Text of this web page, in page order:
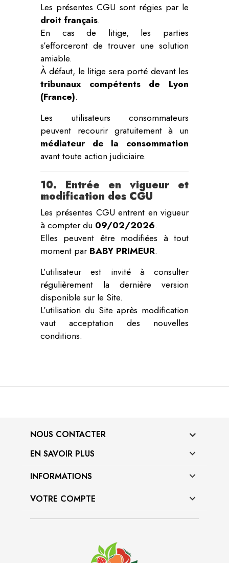
Les présentes CGU sont régies par le
droit français.
En cas de litige, les parties
s’efforceront de trouver une solution
amiable.
À défaut, le litige sera porté devant les
tribunaux compétents de Lyon
(France).
Les utilisateurs consommateurs
peuvent recourir gratuitement à un
médiateur de la consommation
avant toute action judiciaire.
10. Entrée en vigueur et
modification des CGU
Les présentes CGU entrent en vigueur
à compter du 09/02/2026.
Elles peuvent être modifiées à tout
moment parBABY PRIMEUR.
L’utilisateur est invité à consulter
régulièrement la dernière version
disponible sur le Site.
L’utilisation du Site après modification
vaut acceptation des nouvelles
conditions.
NOUS CONTACTER
EN SAVOIR PLUS

INFORMATIONS

VOTRE COMPTE
